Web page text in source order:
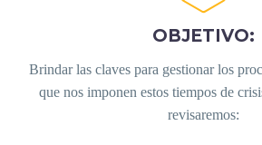
OBJETIVO:
Brindar las claves para gestionar los
que nos imponen estos tiempos de
revisaremos: